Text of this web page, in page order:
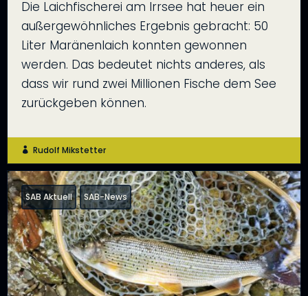
Die Laichfischerei am Irrsee hat heuer ein
außergewöhnliches Ergebnis gebracht: 50
Liter Maränenlaich konnten gewonnen
werden. Das bedeutet nichts anderes, als
dass wir rund zwei Millionen Fische dem See
zurückgeben können.
 Rudolf Mikstetter
SAB Aktuell SAB-News